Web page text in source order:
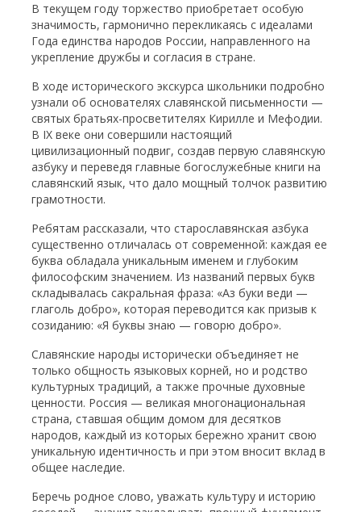
В текущем году торжество приобретает особую
значимость, гармонично перекликаясь с идеалами
Года единства народов России, направленного на
укрепление дружбы и согласия в стране.
В ходе исторического экскурса школьники подробно
узнали об основателях славянской письменности —
святых братьях-просветителях Кирилле и Мефодии.
В IX веке они совершили настоящий
цивилизационный подвиг, создав первую славянскую
азбуку и переведя главные богослужебные книги на
славянский язык, что дало мощный толчок развитию
грамотности.
Ребятам рассказали, что старославянская азбука
существенно отличалась от современной: каждая ее
буква обладала уникальным именем и глубоким
философским значением. Из названий первых букв
складывалась сакральная фраза: «Аз буки веди —
глаголь добро», которая переводится как призыв к
созиданию: «Я буквы знаю — говорю добро».
Славянские народы исторически объединяет не
только общность языковых корней, но и родство
культурных традиций, а также прочные духовные
ценности. Россия — великая многонациональная
страна, ставшая общим домом для десятков
народов, каждый из которых бережно хранит свою
уникальную идентичность и при этом вносит вклад в
общее наследие.
Беречь родное слово, уважать культуру и историю